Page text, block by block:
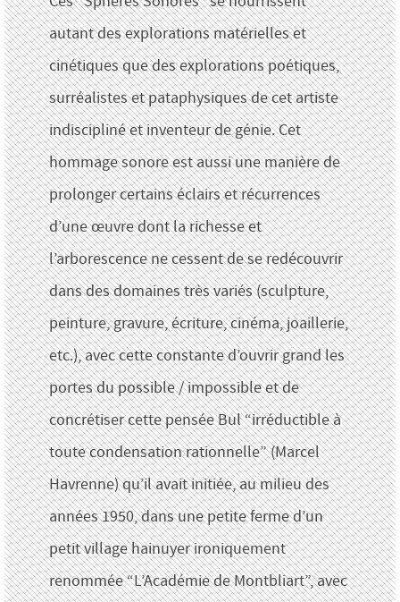
autant des explorations matérielles et
cinétiques que des explorations poétiques,
surréalistes et pataphysiques de cet artiste
indiscipliné et inventeur de génie. Cet
hommage sonore est aussi une manière de
prolonger certains éclairs et récurrences
d’une œuvre dont la richesse et
l’arborescence ne cessent de se redécouvrir
dans des domaines très variés (sculpture,
peinture, gravure, écriture, cinéma, joaillerie,
etc.), avec cette constante d’ouvrir grand les
portes du possible / impossible et de
concrétiser cette pensée Bul “irréductible à
toute condensation rationnelle” (Marcel
Havrenne) qu’il avait initiée, au milieu des
années 1950, dans une petite ferme d’un
petit village hainuyer ironiquement
renommée “L’Académie de Montbliart”, avec